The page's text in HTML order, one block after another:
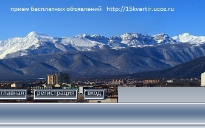
главная регистрация вход